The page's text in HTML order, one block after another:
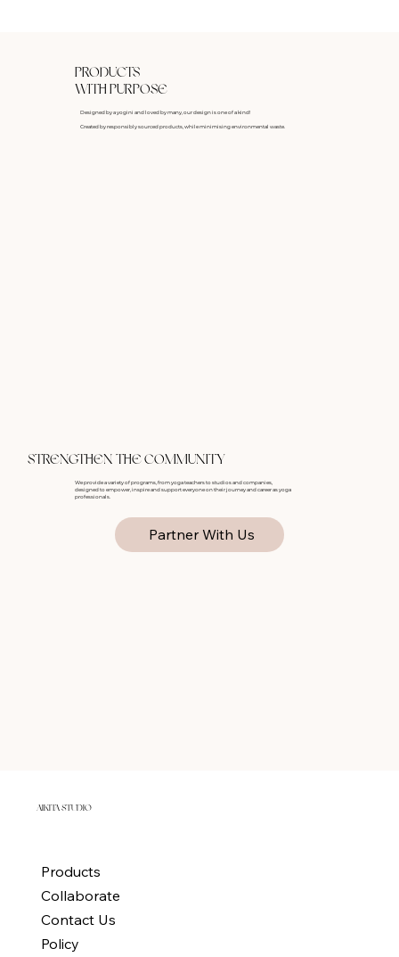
PRODUCTS
WITH PURPOSE
Designed by a yogini and loved by many, our design is one of a kind!
Created by responsibly sourced products, while minimising environmental waste.
STRENGTHEN THE COMMUNITY
We provide a variety of programs, from yoga teachers to studios and companies,
designed to empower, inspire and support everyone on their journey and career as yoga
professionals.
Partner With Us
Products
Collaborate
Contact Us
Policy
AIKITA STUDIO